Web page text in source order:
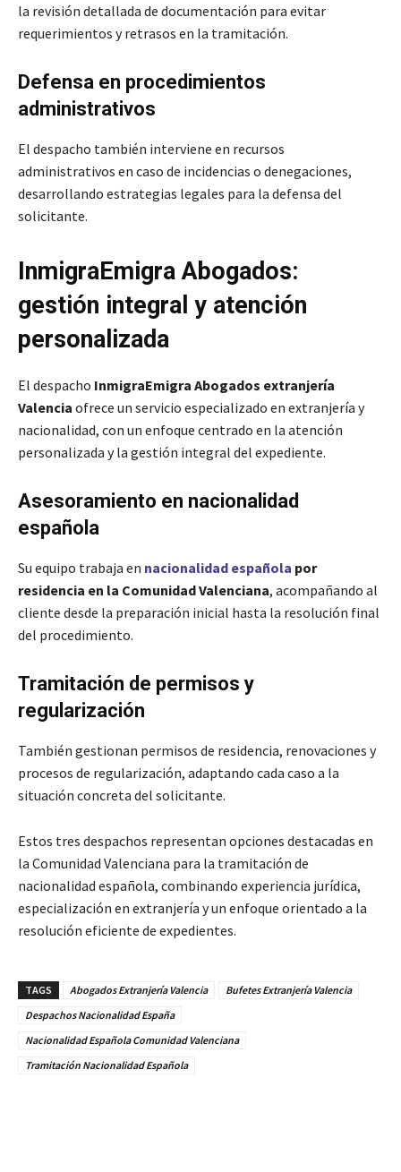
la revisión detallada de documentación para evitar
requerimientos y retrasos en la tramitación.
Defensa en procedimientos
administrativos
El despacho también interviene en recursos
administrativos en caso de incidencias o denegaciones,
desarrollando estrategias legales para la defensa del
solicitante.
InmigraEmigra Abogados:
gestión integral y atención
personalizada
El despacho InmigraEmigra Abogados extranjería
Valencia ofrece un servicio especializado en extranjería y
nacionalidad, con un enfoque centrado en la atención
personalizada y la gestión integral del expediente.
Asesoramiento en nacionalidad
española
Su equipo trabaja en nacionalidad española por
residencia en la Comunidad Valenciana, acompañando al
cliente desde la preparación inicial hasta la resolución final
del procedimiento.
Tramitación de permisos y
regularización
También gestionan permisos de residencia, renovaciones y
procesos de regularización, adaptando cada caso a la
situación concreta del solicitante.
Estos tres despachos representan opciones destacadas en
la Comunidad Valenciana para la tramitación de
nacionalidad española, combinando experiencia jurídica,
especialización en extranjería y un enfoque orientado a la
resolución eficiente de expedientes.
TAGS Abogados Extranjería Valencia
Bufetes Extranjería Valencia
Despachos Nacionalidad España
Nacionalidad Española Comunidad Valenciana
Tramitación Nacionalidad Española